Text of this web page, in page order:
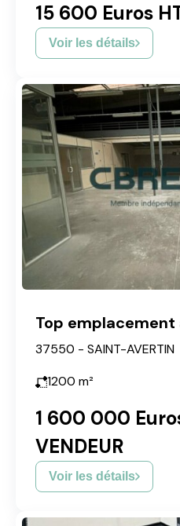
15 600 Euros
Voir les détails
Top
37550 - SAINT-AVERTIN
1200 m²
1 600 000
VENDEUR
Voir les détails